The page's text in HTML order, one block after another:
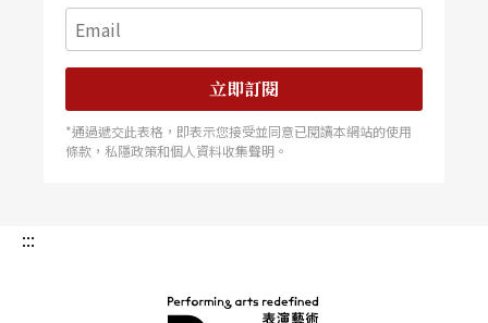
立即訂閱
*通過遞交此表格，即表示您接受並同意已閱讀本網站的使用
條款，私隱政策和個人資料收集聲明。
:::